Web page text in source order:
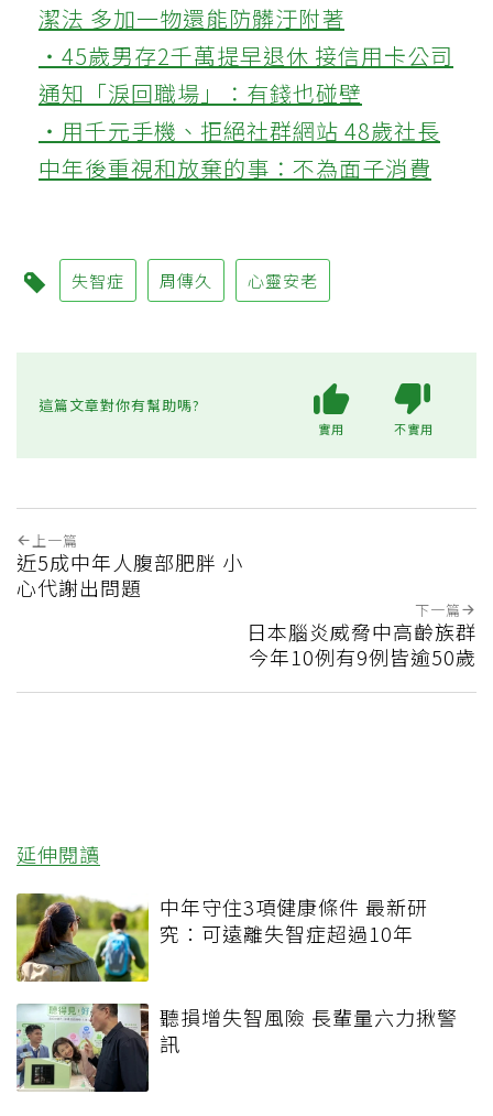
潔法 多加一物還能防髒汙附著
‧45歲男存2千萬提早退休 接信用卡公司
通知「淚回職場」：有錢也碰壁
‧用千元手機、拒絕社群網站 48歲社長
中年後重視和放棄的事：不為面子消費
失智症 周傳久 心靈安老
這篇文章對你有幫助嗎?
實用 不實用
上一篇
近5成中年人腹部肥胖 小
心代謝出問題
下一篇
日本腦炎威脅中高齡族群
今年10例有9例皆逾50歲
延伸閱讀
中年守住3項健康條件 最新研
究：可遠離失智症超過10年
聽損增失智風險 長輩量六力揪警
訊